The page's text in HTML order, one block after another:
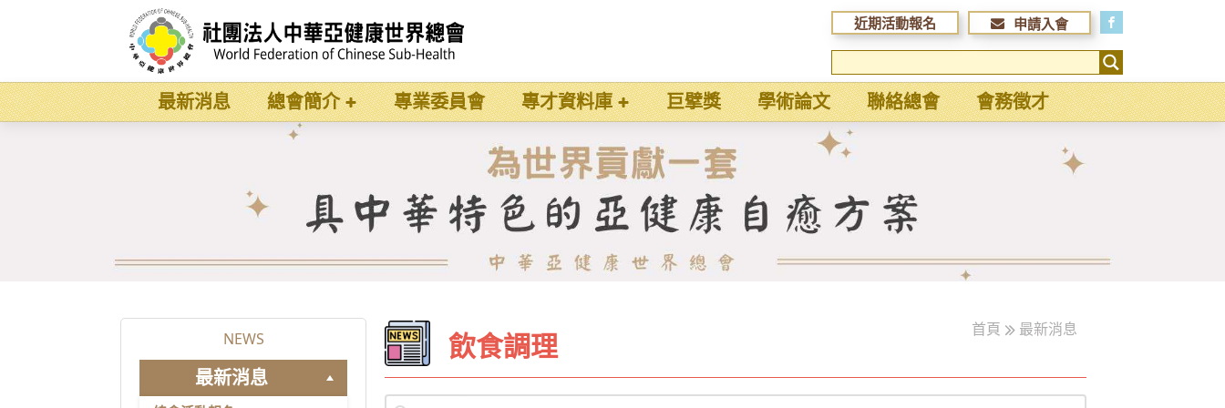
近期活動報名 申請入會
最新消息 總會簡介 專業委員會 專才資料庫 巨擘獎 學術論文 聯絡總會 會務徵才
NEWS
最新消息
飲食調理 首頁 最新消息